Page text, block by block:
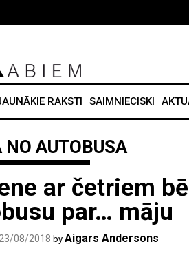
RAKSTI SAIMNIECISKI
AUTOBUSA
ar četriem
par… māju
08/2018 by Aigars Andersons